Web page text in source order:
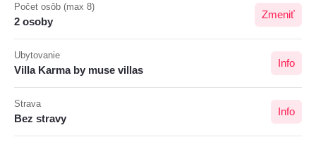
Počet osôb (max 8)
2 osoby
Zmeniť
Ubytovanie
Villa Karma by muse villas
Info
Strava
Bez stravy
Info